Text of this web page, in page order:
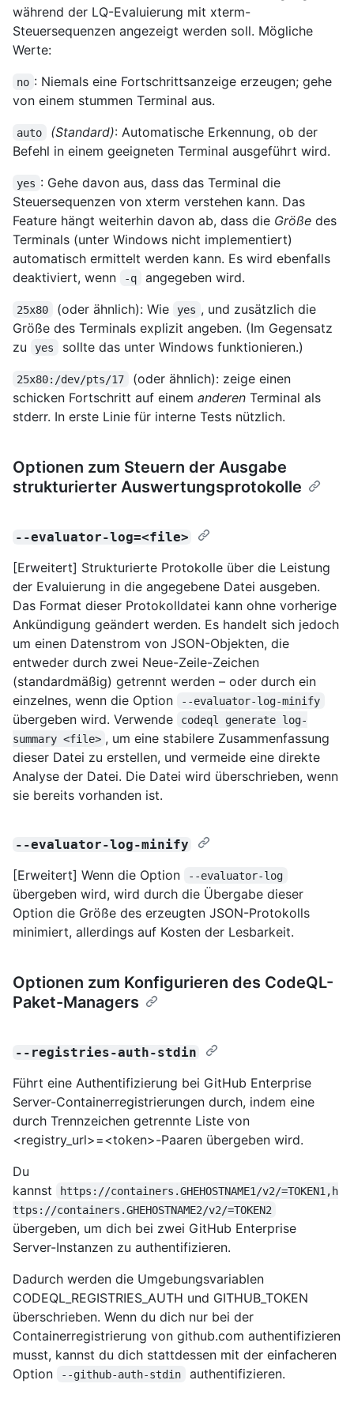
während der LQ-Evaluierung mit xterm-
Steuersequenzen angezeigt werden soll. Mögliche
Werte:
no : Niemals eine Fortschrittsanzeige erzeugen; gehe
von einem stummen Terminal aus.
auto (Standard): Automatische Erkennung, ob der
Befehl in einem geeigneten Terminal ausgeführt wird.
yes : Gehe davon aus, dass das Terminal die
Steuersequenzen von xterm verstehen kann. Das
Feature hängt weiterhin davon ab, dass die Größe des
Terminals (unter Windows nicht implementiert)
automatisch ermittelt werden kann. Es wird ebenfalls
deaktiviert, wenn
-q angegeben wird.
25x80 (oder ähnlich): Wie yes , und zusätzlich die
Größe des Terminals explizit angeben. (Im Gegensatz
zu
yes sollte das unter Windows funktionieren.)
25x80:/dev/pts/17
(oder ähnlich): zeige einen
schicken Fortschritt auf einem anderen Terminal als
stderr. In erste Linie für interne Tests nützlich.
Optionen zum Steuern der Ausgabe
strukturierter Auswertungsprotokolle
--evaluator-log=<file>
[Erweitert] Strukturierte Protokolle über die Leistung
der Evaluierung in die angegebene Datei ausgeben.
Das Format dieser Protokolldatei kann ohne vorherige
Ankündigung geändert werden. Es handelt sich jedoch
um einen Datenstrom von JSON-Objekten, die
entweder durch zwei Neue-Zeile-Zeichen
(standardmäßig) getrennt werden – oder durch ein
einzelnes, wenn die Option
--evaluator-log-minify
übergeben wird. Verwende
codeql generate log-
summary <file> , um eine stabilere Zusammenfassung
dieser Datei zu erstellen, und vermeide eine direkte
Analyse der Datei. Die Datei wird überschrieben, wenn
sie bereits vorhanden ist.
--evaluator-log-minify
[Erweitert] Wenn die Option --evaluator-log
übergeben wird, wird durch die Übergabe dieser
Option die Größe des erzeugten JSON-Protokolls
minimiert, allerdings auf Kosten der Lesbarkeit.
Optionen zum Konfigurieren des CodeQL-
Paket-Managers
--registries-auth-stdin
Führt eine Authentifizierung bei GitHub Enterprise
Server-Containerregistrierungen durch, indem eine
durch Trennzeichen getrennte Liste von
<registry_url>=<token>-Paaren übergeben wird.
Du
kannst
https://containers.GHEHOSTNAME1/v2/=TOKEN1,h
ttps://containers.GHEHOSTNAME2/v2/=TOKEN2
übergeben, um dich bei zwei GitHub Enterprise
Server-Instanzen zu authentifizieren.
Dadurch werden die Umgebungsvariablen
CODEQL_REGISTRIES_AUTH und GITHUB_TOKEN
überschrieben. Wenn du dich nur bei der
Containerregistrierung von github.com authentifizieren
musst, kannst du dich stattdessen mit der einfacheren
Option
--github-auth-stdin authentifizieren.